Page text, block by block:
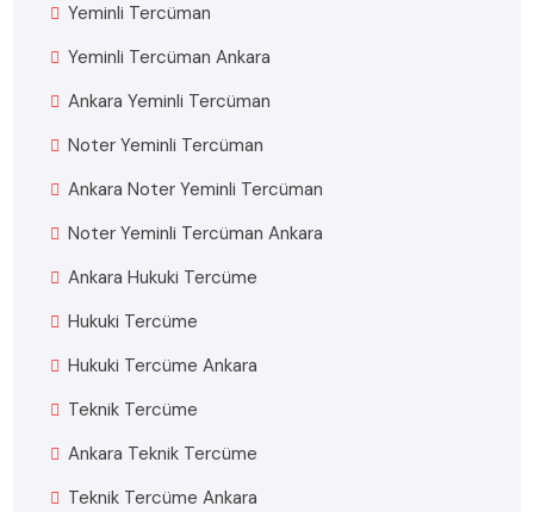
Yeminli Tercüman
Yeminli Tercüman Ankara
Ankara Yeminli Tercüman
Noter Yeminli Tercüman
Ankara Noter Yeminli Tercüman
Noter Yeminli Tercüman Ankara
Ankara Hukuki Tercüme
Hukuki Tercüme
Hukuki Tercüme Ankara
Teknik Tercüme
Ankara Teknik Tercüme
Teknik Tercüme Ankara